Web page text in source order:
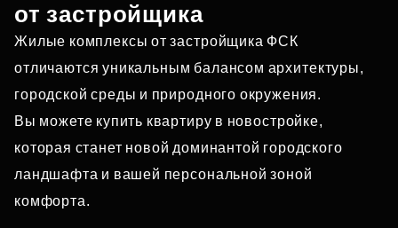
от застройщика
Жилые комплексы от застройщика ФСК
отличаются уникальным балансом архитектуры,
городской среды и природного окружения.
Вы можете купить квартиру в новостройке,
которая станет новой доминантой городского
ландшафта и вашей персональной зоной
комфорта.